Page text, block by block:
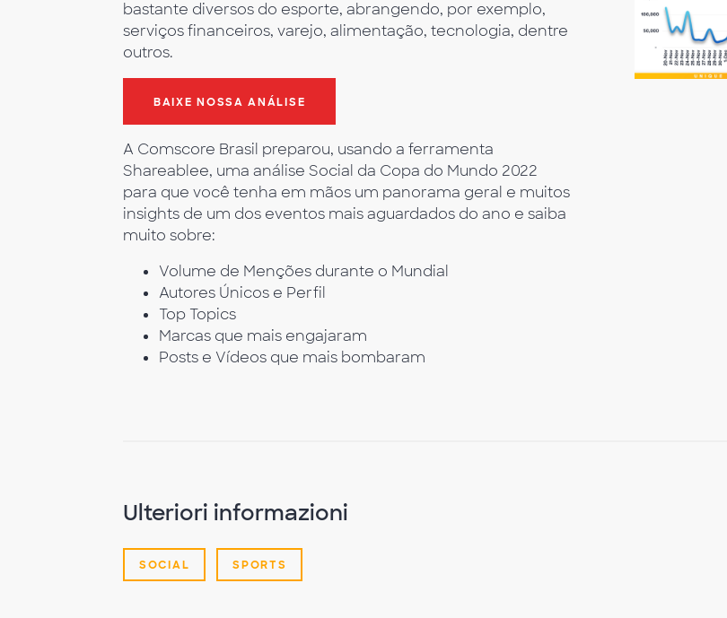
bastante diversos do esporte, abrangendo, por exemplo,
serviços financeiros, varejo, alimentação, tecnologia, dentre
outros.
BAIXE NOSSA ANÁLISE
A Comscore Brasil preparou, usando a ferramenta
Shareablee, uma análise Social da Copa do Mundo 2022
para que você tenha em mãos um panorama geral e muitos
insights de um dos eventos mais aguardados do ano e saiba
muito sobre:
Volume de Menções durante o Mundial
Autores Únicos e Perfil
Top Topics
Marcas que mais engajaram
Posts e Vídeos que mais bombaram
Ulteriori informazioni
SOCIAL SPORTS